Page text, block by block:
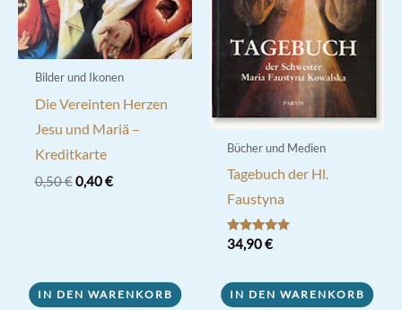
Bilder und Ikonen
Die Vereinten Herzen
Jesu und Mariä –
Kreditkarte
0,50€ Ursprünglicher
0,40€Aktueller
IN DEN WARENKORB
Bücher und Medien
Tagebuch der Hl.
Faustyna
Bewertet mit
5.00
34,90€
IN DEN WARENKORB